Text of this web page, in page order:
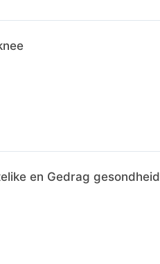
en Gedrag gesondheid